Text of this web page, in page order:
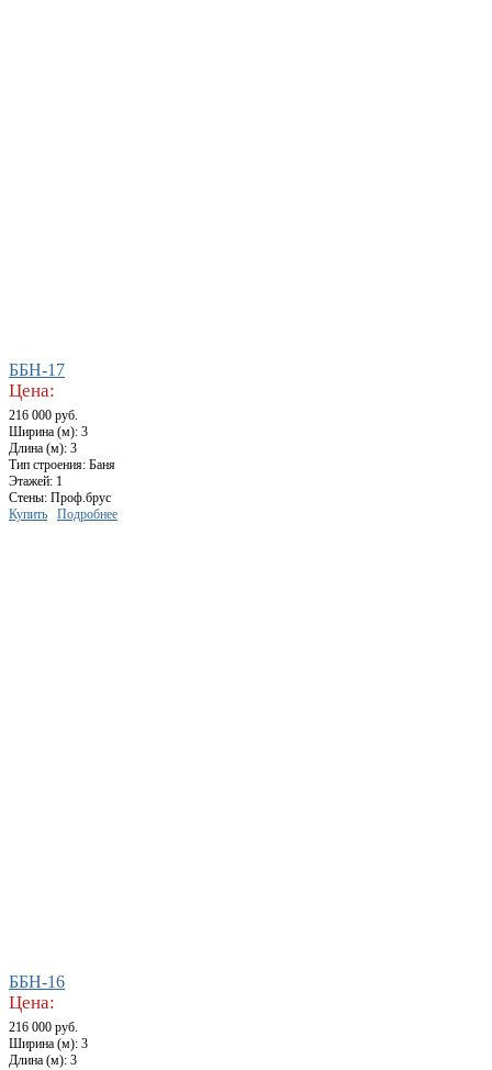
ББН-17
Цена:
216 000 руб.
Ширина (м): 3
Длина (м): 3
Тип строения: Баня
Этажей: 1
Стены: Проф.брус
Купить
Подробнее
ББН-16
Цена:
216 000 руб.
Ширина (м): 3
Длина (м): 3